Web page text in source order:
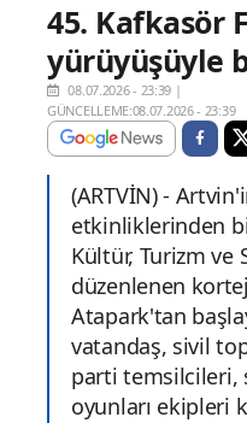
45. Kafkasör
yürüyüşüyle
08.07.2026 - 23:39 |
GÜNCELLEME:08.07.2026 - 23:39
(ARTVİN) -
etkinliklerinden
Kültür, Turizm ve
düzenlenen
Atapark'tan
vatandaş, sivil
parti temsilcileri,
oyunları ekipleri